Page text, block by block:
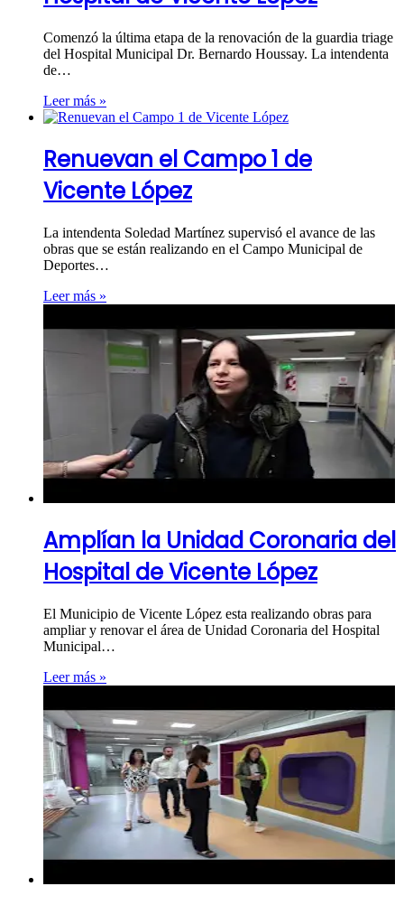
Comenzó la última etapa de la renovación de la guardia triage
del Hospital Municipal Dr. Bernardo Houssay. La intendenta
de…
Leer más »
Renuevan el Campo 1 de
Vicente López
La intendenta Soledad Martínez supervisó el avance de las
obras que se están realizando en el Campo Municipal de
Deportes…
Leer más »
Amplían la Unidad Coronaria del
Hospital de Vicente López
El Municipio de Vicente López esta realizando obras para
ampliar y renovar el área de Unidad Coronaria del Hospital
Municipal…
Leer más »